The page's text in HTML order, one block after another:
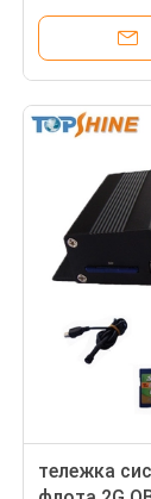
танка
тележка